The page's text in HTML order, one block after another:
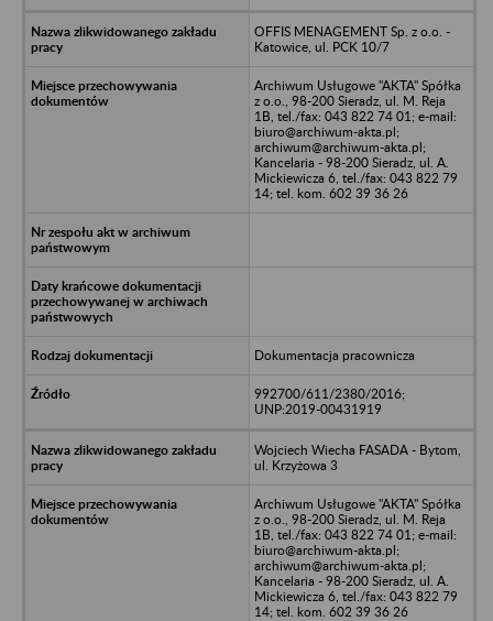
OFFIS MENAGEMENT Sp. z o.o. -
Katowice, ul. PCK 10/7
Archiwum Usługowe "AKTA" Spółka
z o.o., 98-200 Sieradz, ul. M. Reja
1B, tel./fax: 043 822 74 01; e-mail:
biuro@archiwum-akta.pl;
archiwum@archiwum-akta.pl;
Kancelaria - 98-200 Sieradz, ul. A.
Mickiewicza 6, tel./fax: 043 822 79
14; tel. kom. 602 39 36 26
Dokumentacja pracownicza
992700/611/2380/2016;
UNP:2019-00431919
Wojciech Wiecha FASADA - Bytom,
ul. Krzyżowa 3
Archiwum Usługowe "AKTA" Spółka
z o.o., 98-200 Sieradz, ul. M. Reja
1B, tel./fax: 043 822 74 01; e-mail:
biuro@archiwum-akta.pl;
archiwum@archiwum-akta.pl;
Kancelaria - 98-200 Sieradz, ul. A.
Mickiewicza 6, tel./fax: 043 822 79
14; tel. kom. 602 39 36 26